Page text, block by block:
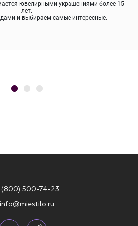
ювелирными украшениями более 15
лет.
и выбираем самые интересные.
(родий, ювелирный сплав), которое не
свинца — это исключает аллергию.
примеряйте украшения, выбирайте те,
остальные заберёт курьер.
(800) 500-74-23
info@miestilo.ru